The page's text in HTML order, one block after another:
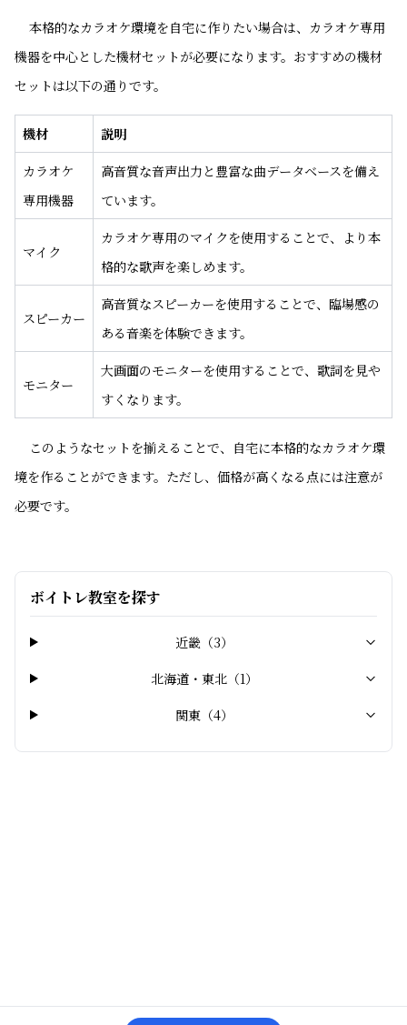
本格的なカラオケ環境を自宅に作りたい場合は、カラオケ専用
機器を中心とした機材セットが必要になります。おすすめの機材
セットは以下の通りです。
機材 説明
カラオケ
専用機器
高音質な音声出力と豊富な曲データベースを備え
ています。
マイク
カラオケ専用のマイクを使用することで、より本
格的な歌声を楽しめます。
スピーカー
高音質なスピーカーを使用することで、臨場感の
ある音楽を体験できます。
モニター
大画面のモニターを使用することで、歌詞を見や
すくなります。
このようなセットを揃えることで、自宅に本格的なカラオケ環
境を作ることができます。ただし、価格が高くなる点には注意が
必要です。
ボイトレ教室を探す
近畿 （3）
北海道・東北 （1）
関東 （4）